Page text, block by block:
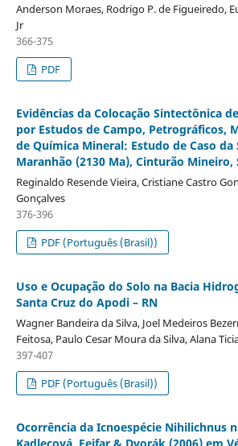
Anderson Moraes, Rodrigo P. de Figueiredo,
Jr
366-375
PDF
Evidências da Colocação Sintectônica
por Estudos de Campo, Petrográficos,
de Química Mineral: Estudo de Caso da
Maranhão (2130 Ma), Cinturão Mineiro,
Reginaldo Resende Vieira, Cristiane Castro
Gonçalves
376-396
PDF (Português (Brasil))
Uso e Ocupação do Solo na Bacia
Santa Cruz do Apodi – RN
Wagner Bandeira da Silva, Joel Medeiros
Feitosa, Paulo Cesar Moura da Silva, Alana
397-407
PDF (Português (Brasil))
Ocorrência da Icnoespécie Nihilichnus